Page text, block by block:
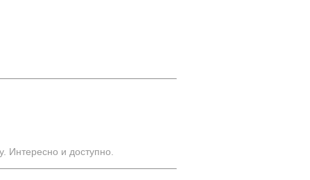
Интересно и доступно.